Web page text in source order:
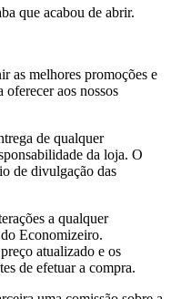
que acabou de abrir.
as melhores promoções e
aos nossos
de qualquer
da loja. O
de divulgação das
a qualquer
Economizeiro.
atualizado e os
de efetuar a compra.